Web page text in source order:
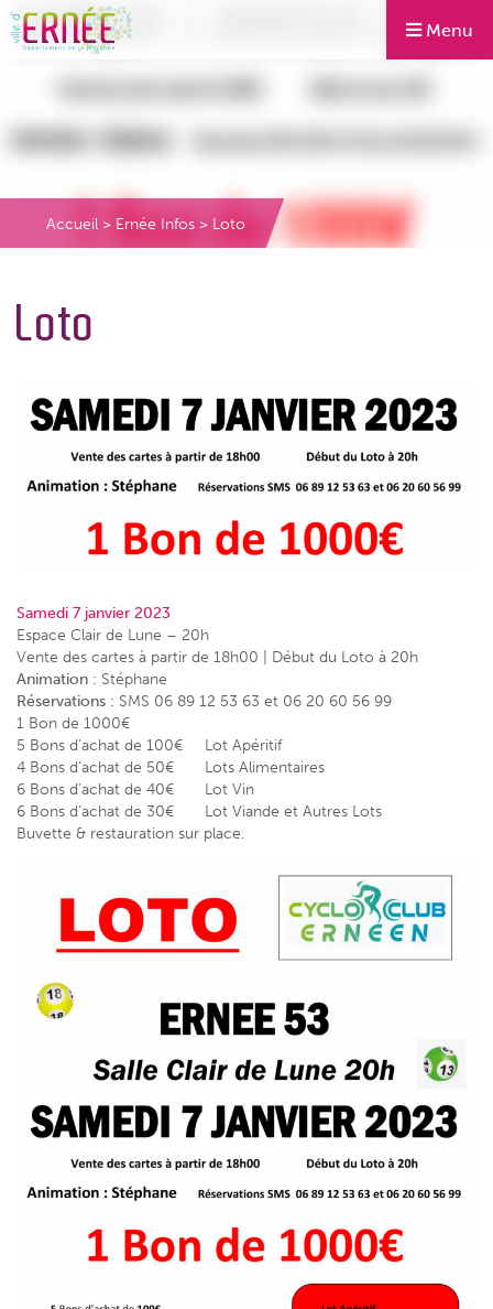
Menu
Accueil > Ernée Infos > Loto
Loto
Samedi 7 janvier 2023
Espace Clair de Lune – 20h
Vente des cartes à partir de 18h00 | Début du Loto à 20h
Animation : Stéphane
Réservations : SMS 06 89 12 53 63 et 06 20 60 56 99
1 Bon de 1000€
5 Bons d’achat de 100€ Lot Apéritif
4 Bons d’achat de 50€ Lots Alimentaires
6 Bons d’achat de 40€ Lot Vin
6 Bons d’achat de 30€ Lot Viande et Autres Lots
Buvette & restauration sur place.